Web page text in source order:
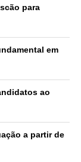
para
em
ao
a partir de